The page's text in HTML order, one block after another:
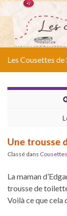
Les Cousettes de
Une trousse
Classé dans Cousettes
La maman
trousse de
Voilà ce que cela